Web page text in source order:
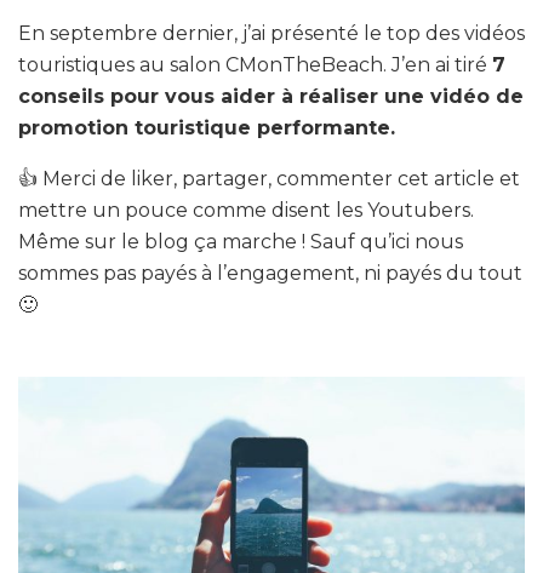
En septembre dernier, j’ai présenté le top des vidéos
touristiques au salon CMonTheBeach. J’en ai tiré 7
conseils pour vous aider à réaliser une vidéo de
promotion touristique performante.
👍 Merci de liker, partager, commenter cet article et
mettre un pouce comme disent les Youtubers.
Même sur le blog ça marche ! Sauf qu’ici nous
sommes pas payés à l’engagement, ni payés du tout
🙂